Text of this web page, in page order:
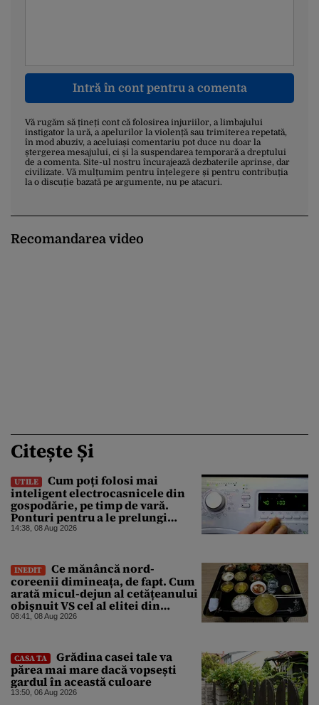
Intră în cont pentru a comenta
Vă rugăm să țineți cont că folosirea injuriilor, a limbajului
instigator la ură, a apelurilor la violență sau trimiterea repetată,
în mod abuziv, a aceluiași comentariu pot duce nu doar la
ștergerea mesajului, ci și la suspendarea temporară a dreptului
de a comenta. Site-ul nostru încurajează dezbaterile aprinse, dar
civilizate. Vă mulțumim pentru înțelegere și pentru contribuția
la o discuție bazată pe argumente, nu pe atacuri.
Recomandarea video
Citește Și
UTILE
Cum poți folosi mai
inteligent electrocasnicele din
gospodărie, pe timp de vară.
Ponturi pentru a le prelungi
durata de viață
14:38, 08 Aug 2026
INEDIT
Ce mănâncă nord-
coreenii dimineața, de fapt. Cum
arată micul-dejun al cetățeanului
obișnuit VS cel al elitei din
Phenian
08:41, 08 Aug 2026
CASA TA
Grădina casei tale va
părea mai mare dacă vopsești
gardul în această culoare
13:50, 06 Aug 2026